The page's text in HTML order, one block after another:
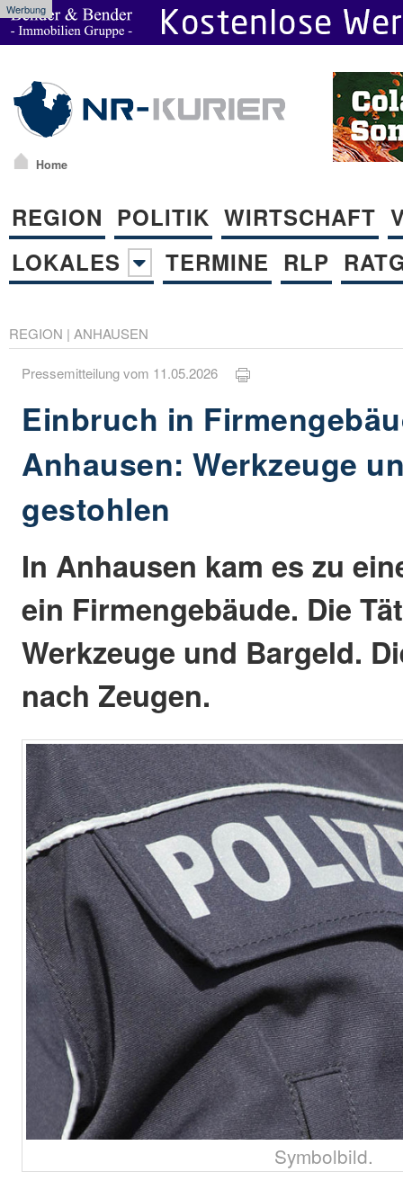
Werbung
Home
REGION POLITIK WIRTSCHAFT
LOKALES
TERMINE RLP
REGION | ANHAUSEN
Pressemitteilung vom 11.05.2026
Einbruch in
Anhausen: Werkzeuge
gestohlen
In Anhausen kam es zu
ein Firmengebäude. Die
Werkzeuge und Bargeld.
nach Zeugen.
Symbolbild.